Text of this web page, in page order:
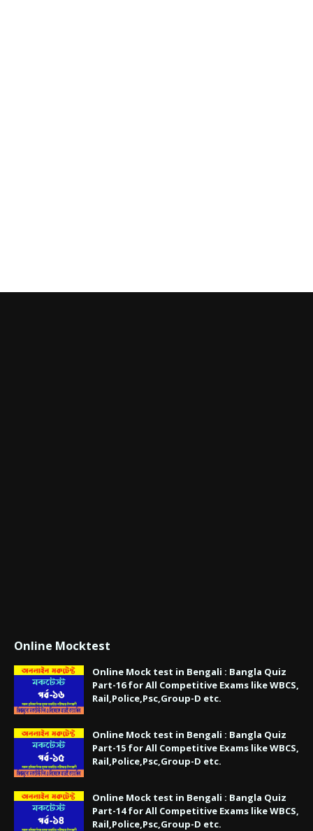
Online Mocktest
Online Mock test in Bengali : Bangla Quiz
Part-16 for All Competitive Exams like WBCS,
Rail,Police,Psc,Group-D etc.
Online Mock test in Bengali : Bangla Quiz
Part-15 for All Competitive Exams like WBCS,
Rail,Police,Psc,Group-D etc.
Online Mock test in Bengali : Bangla Quiz
Part-14 for All Competitive Exams like WBCS,
Rail,Police,Psc,Group-D etc.